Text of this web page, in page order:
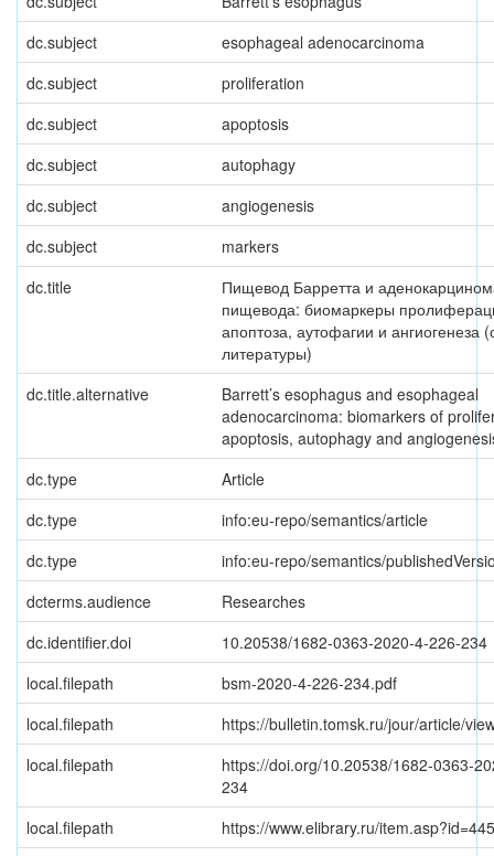
dc.subject
esophageal adenocarcinoma
dc.subject
proliferation
dc.subject
apoptosis
dc.subject
autophagy
dc.subject
angiogenesis
dc.subject
markers
dc.title
Пищевод Барретта и
пищевода: биомаркеры
апоптоза, аутофагии и ангиогенеза
литературы)
dc.title.alternative
Barrett’s esophagus and esophageal
adenocarcinoma: biomarkers of
apoptosis, autophagy and
dc.type
Article
dc.type
info:eu-repo/semantics/article
dc.type
info:eu-repo/semantics/
dcterms.audience
Researches
dc.identifier.doi
10.20538/1682-0363-2020-4-226-234
local.filepath
bsm-2020-4-226-234.pdf
local.filepath
https://bulletin.tomsk.ru/jour/article/
local.filepath
https://doi.org/10.20538/1682-0363-
234
local.filepath
https://www.elibrary.ru/